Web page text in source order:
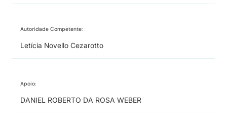
Autoridade Competente:
Letícia Novello Cezarotto
Apoio:
DANIEL ROBERTO DA ROSA WEBER